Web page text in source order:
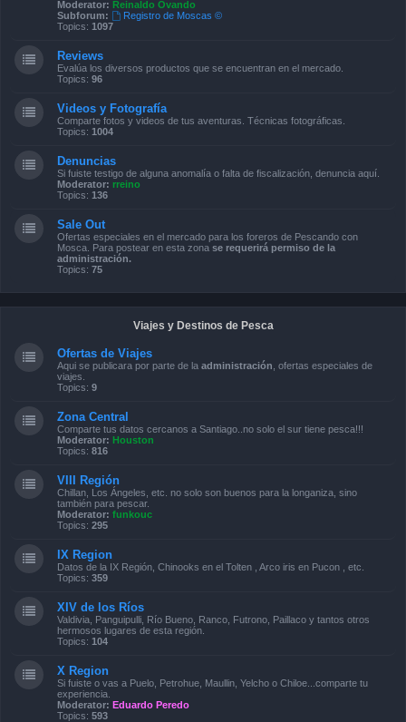
Moderator: Reinaldo Ovando
Subforum:
Registro de Moscas ©
Topics: 1097
Reviews
Evalúa los diversos productos que se encuentran en el mercado.
Topics: 96
Videos y Fotografía
Comparte fotos y videos de tus aventuras. Técnicas fotográficas.
Topics: 1004
Denuncias
Si fuiste testigo de alguna anomalía o falta de fiscalización, denuncia aquí.
Moderator: rreino
Topics: 136
Sale Out
Ofertas especiales en el mercado para los foreros de Pescando con
Mosca. Para postear en esta zona se requerirá permiso de la
administración.
Topics: 75
Viajes y Destinos de Pesca
Ofertas de Viajes
Aqui se publicara por parte de la administración , ofertas especiales de
viajes.
Topics: 9
Zona Central
Comparte tus datos cercanos a Santiago..no solo el sur tiene pesca!!!
Moderator: Houston
Topics: 816
VIII Región
Chillan, Los Ángeles, etc. no solo son buenos para la longaniza, sino
también para pescar.
Moderator: funkouc
Topics: 295
IX Region
Datos de la IX Región, Chinooks en el Tolten , Arco iris en Pucon , etc.
Topics: 359
XIV de los Ríos
Valdivia, Panguipulli, Río Bueno, Ranco, Futrono, Paillaco y tantos otros
hermosos lugares de esta región.
Topics: 104
X Region
Si fuiste o vas a Puelo, Petrohue, Maullin, Yelcho o Chiloe...comparte tu
experiencia.
Moderator: Eduardo Peredo
Topics: 593